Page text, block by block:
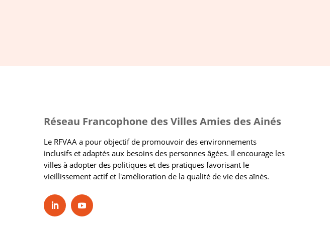
Réseau Francophone des Villes Amies des Ainés
Le RFVAA a pour objectif de promouvoir des environnements
inclusifs et adaptés aux besoins des personnes âgées. Il encourage les
villes à adopter des politiques et des pratiques favorisant le
vieillissement actif et l'amélioration de la qualité de vie des aînés.